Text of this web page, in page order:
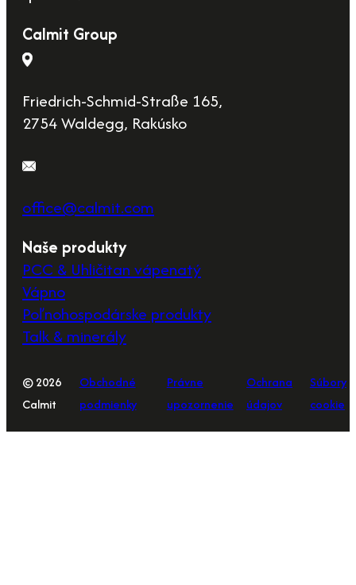
Calmit Group
Friedrich-Schmid-Straße 165,
2754 Waldegg, Rakúsko
office@calmit.com
Naše produkty
PCC & Uhličitan vápenatý
Vápno
Poľnohospodárske produkty
Talk & minerály
© 2026
Calmit
Obchodné
podmienky
Právne
upozornenie
Ochrana
údajov
Súbory
cookie